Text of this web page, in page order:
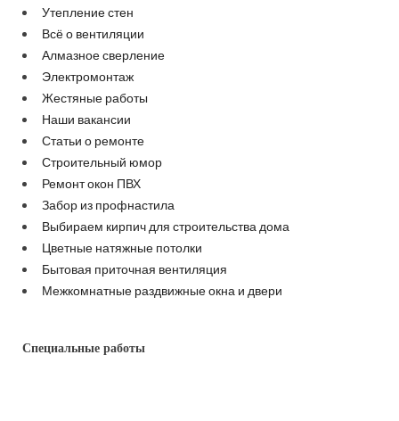
Утепление стен
Всё о вентиляции
Алмазное сверление
Электромонтаж
Жестяные работы
Наши вакансии
Статьи о ремонте
Строительный юмор
Ремонт окон ПВХ
Забор из профнастила
Выбираем кирпич для строительства дома
Цветные натяжные потолки
Бытовая приточная вентиляция
Межкомнатные раздвижные окна и двери
Специальные работы